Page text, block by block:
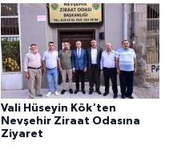
Vali Hüseyin Kök'ten
Nevşehir Ziraat Odasına
Ziyaret